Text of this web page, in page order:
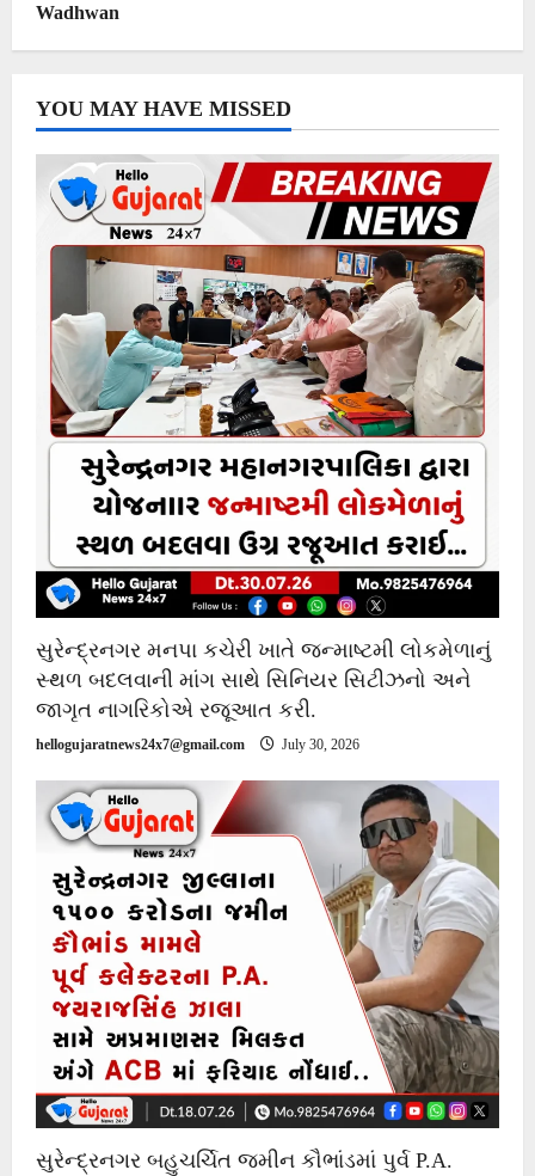
Wadhwan
YOU MAY HAVE MISSED
સુરેન્દ્રનગર મનપા કચેરી ખાતે જન્માષ્ટમી લોકમેળાનું
સ્થળ બદલવાની માંગ સાથે સિનિયર સિટીઝનો અને
જાગૃત નાગરિકોએ રજૂઆત કરી.
hellogujaratnews24x7@gmail.com July 30, 2026
સુરેન્દ્રનગર બહુચર્ચિત જમીન કૌભાંડમાં પુર્વ P.A.